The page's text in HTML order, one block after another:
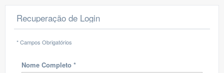
Recuperação de Login
* Campos Obrigatórios
Nome Completo *